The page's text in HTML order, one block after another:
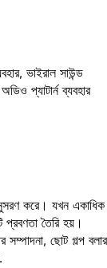
ভাইরাল সাউন্ড
প্যাটার্ন ব্যবহার
করে। যখন একাধিক
প্রবণতা তৈরি হয়।
ছোট গল্প বলার